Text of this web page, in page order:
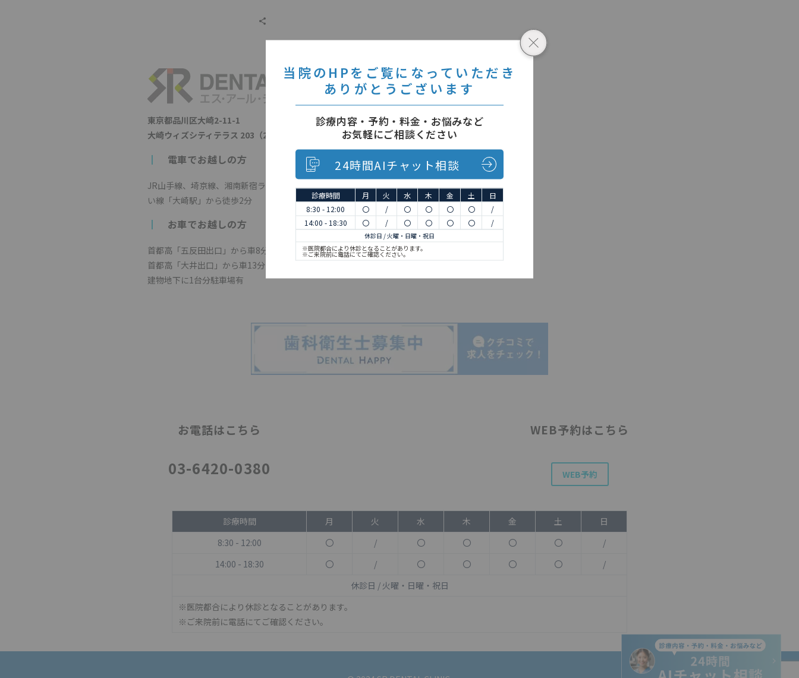
東京都品川区大崎2-11-1
大崎ウィズシティテラス 203（2）
┃ 電車でお越しの方
JR山手線、埼京線、湘南新宿ライン、東京臨海高速鉄道りんか
い線「大崎駅」から徒歩2分
┃ お車でお越しの方
首都高「五反田出口」から車8分
首都高「大井出口」から車13分
建物地下に1台分駐車場有
お電話はこちら
03-6420-0380
WEB予約はこちら
WEB予約
診療時間 月 火 水 木 金 土
日
8:30 - 12:00
〇 / 〇 〇 〇 〇
/
14:00 - 18:30
〇 / 〇 〇 〇 〇
/
休診日 / 火曜・日曜・祝日
※医院都合により休診となることがあります。
※ご来院前に電話にてご確認ください。
当院のHPをご覧になっていただき
ありがとうございます
診療内容・予約・料金・お悩みなど
お気軽にご相談ください
24時間AIチャット相談
診療時間 月 火 水 木 金 土
日
8:30 - 12:00
〇 / 〇 〇 〇 〇
/
14:00 - 18:30
〇 / 〇 〇 〇 〇 /
休診日 / 火曜・日曜・祝日
※医院都合により休診となることがあります。
※ご来院前に電話にてご確認ください。